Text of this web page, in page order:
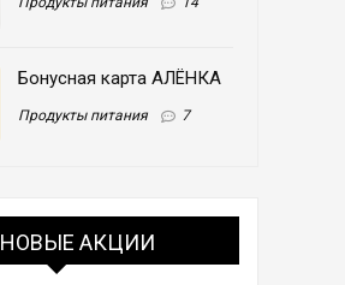
Бонусная карта АЛЁНКА
Продукты питания 7
НОВЫЕ АКЦИИ